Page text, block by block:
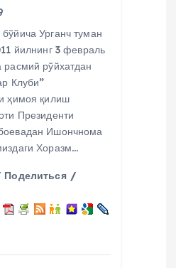
Урганч туман
йилнинг 3 февраль
рўйхатдан
Клуби”
ҳимоя қилиш
Президенти
Ишончнома
Хоразм…
Поделиться /